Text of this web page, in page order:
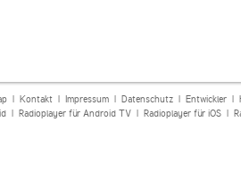
| Kontakt| Impressum| Datenschutz| Entwickler|
| Radioplayer für Android TV| Radioplayer für iOS|